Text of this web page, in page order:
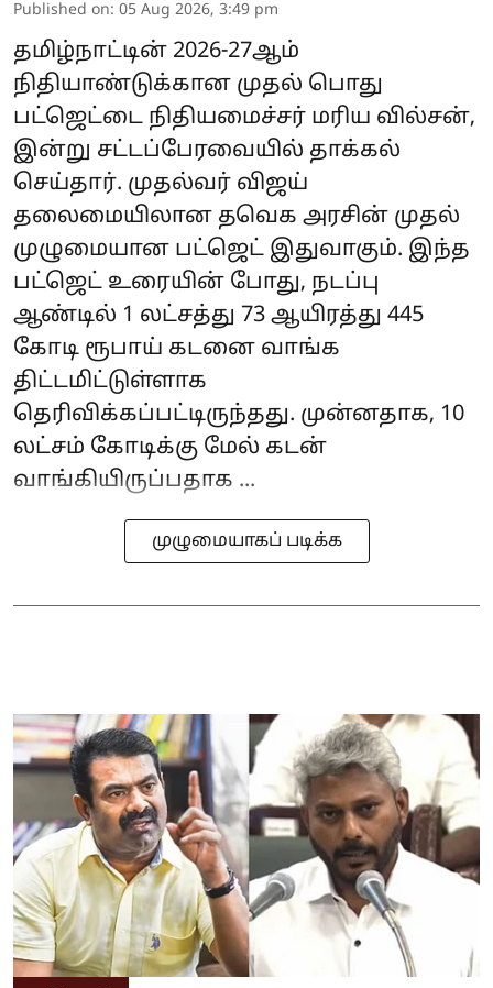
Published on: 05 Aug 2026, 3:49 pm
தமிழ்நாட்டின் 2026-27ஆம்
நிதியாண்டுக்கான முதல் பொது
பட்ஜெட்டை நிதியமைச்சர் மரிய வில்சன்,
இன்று சட்டப்பேரவையில் தாக்கல்
செய்தார். முதல்வர் விஜய்
தலைமையிலான தவெக அரசின் முதல்
முழுமையான பட்ஜெட் இதுவாகும். இந்த
பட்ஜெட் உரையின் போது, நடப்பு
ஆண்டில் 1 லட்சத்து 73 ஆயிரத்து 445
கோடி ரூபாய் கடனை வாங்க
திட்டமிட்டுள்ளாக
தெரிவிக்கப்பட்டிருந்தது. முன்னதாக, 10
லட்சம் கோடிக்கு மேல் கடன்
வாங்கியிருப்பதாக ...
முழுமையாகப் படிக்க